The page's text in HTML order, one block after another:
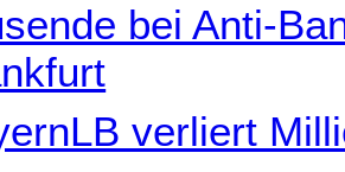
bei Anti-
verliert